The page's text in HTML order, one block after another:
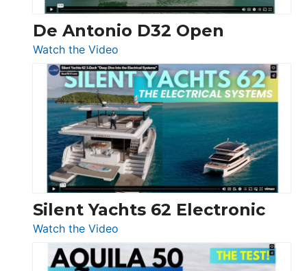
De Antonio D32 Open
Watch the Video
De
Antonio
D32
Open
Silent Yachts 62 Electronic
Watch the Video
Silent
Yachts